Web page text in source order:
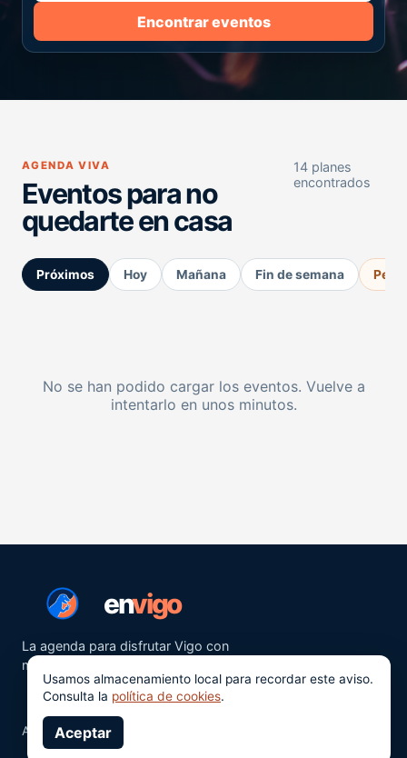
Encontrar eventos
AGENDA VIVA
Eventos para no
quedarte en casa
14 planes
encontrados
Próximos Hoy Mañana Fin de semana
No se han podido cargar los eventos. Vuelve a
intentarlo en unos minutos.
envigo
La agenda para disfrutar Vigo con
más ganas.
Aviso legalPrivacidad
Usamos almacenamiento local para recordar este aviso.
Consulta la política de cookies.
Aceptar